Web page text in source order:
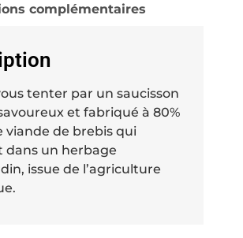
complémentaires
tenter par un saucisson
et fabriqué à 80%
viande de brebis qui
dans un herbage
issue de l’agriculture